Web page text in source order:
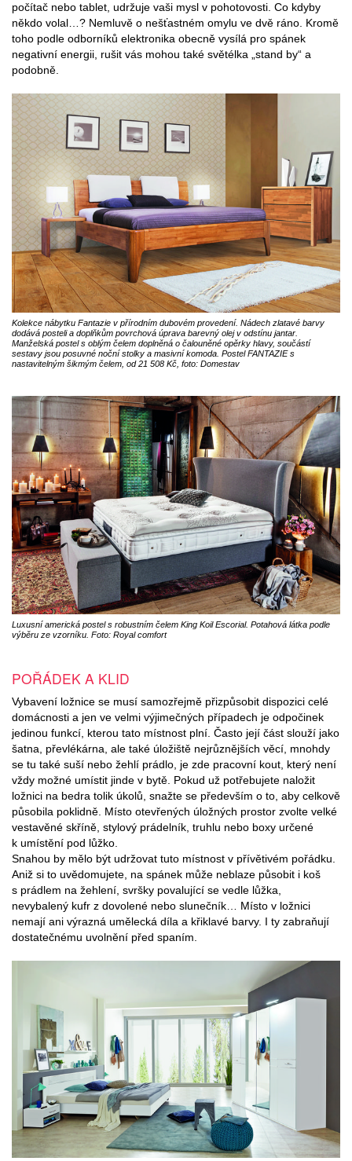
počítač nebo tablet, udržuje vaši mysl v pohotovosti. Co kdyby
někdo volal…? Nemluvě o nešťastném omylu ve dvě ráno. Kromě
toho podle odborníků elektronika obecně vysílá pro spánek
negativní energii, rušit vás mohou také světélka „stand by“ a
podobně.
Kolekce nábytku Fantazie v přírodním dubovém provedení. Nádech zlatavé barvy
dodává posteli a doplňkům povrchová úprava barevný olej v odstínu jantar.
Manželská postel s oblým čelem doplněná o čalouněné opěrky hlavy, součástí
sestavy jsou posuvné noční stolky a masivní komoda. Postel FANTAZIE s
nastavitelným šikmým čelem, od 21 508 Kč, foto: Domestav
Luxusní americká postel s robustním čelem King Koil Escorial. Potahová látka podle
výběru ze vzorníku. Foto: Royal comfort
POŘÁDEK A KLID
Vybavení ložnice se musí samozřejmě přizpůsobit dispozici celé
domácnosti a jen ve velmi výjimečných případech je odpočinek
jedinou funkcí, kterou tato místnost plní. Často její část slouží jako
šatna, převlékárna, ale také úložiště nejrůznějších věcí, mnohdy
se tu také suší nebo žehlí prádlo, je zde pracovní kout, který není
vždy možné umístit jinde v bytě. Pokud už potřebujete naložit
ložnici na bedra tolik úkolů, snažte se především o to, aby celkově
působila poklidně. Místo otevřených úložných prostor zvolte velké
vestavěné skříně, stylový prádelník, truhlu nebo boxy určené
k umístění pod lůžko.
Snahou by mělo být udržovat tuto místnost v přívětivém pořádku.
Aniž si to uvědomujete, na spánek může neblaze působit i koš
s prádlem na žehlení, svršky povalující se vedle lůžka,
nevybalený kufr z dovolené nebo slunečník… Místo v ložnici
nemají ani výrazná umělecká díla a křiklavé barvy. I ty zabraňují
dostatečnému uvolnění před spaním.